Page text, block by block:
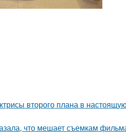
второго плана в
что мешает съемкам